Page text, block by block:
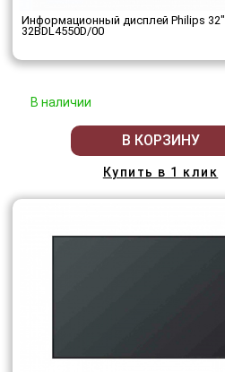
Информационный дисплей Philips 32"
32BDL4550D/00
В наличии
В КОРЗИНУ
Купить в 1 клик